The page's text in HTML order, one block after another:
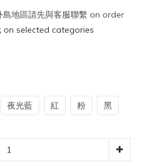
地區請先與客服聯繫 on order
on selected categories
夜光藍 紅 粉 黑